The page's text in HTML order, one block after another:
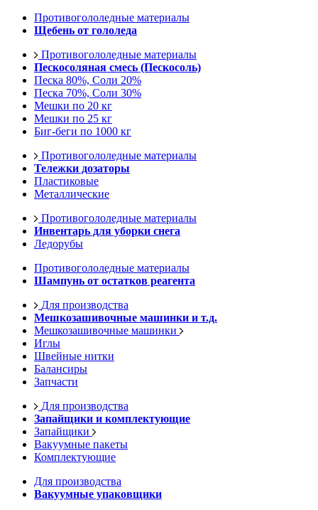
Противогололедные материалы
Щебень от гололеда
Противогололедные материалы
Пескосоляная смесь (Пескосоль)
Песка 80%, Соли 20%
Песка 70%, Соли 30%
Мешки по 20 кг
Мешки по 25 кг
Биг-беги по 1000 кг
Противогололедные материалы
Тележки дозаторы
Пластиковые
Металлические
Противогололедные материалы
Инвентарь для уборки снега
Ледорубы
Противогололедные материалы
Шампунь от остатков реагента
Для производства
Мешкозашивочные машинки и т.д.
Мешкозашивочные машинки
Иглы
Швейные нитки
Балансиры
Запчасти
Для производства
Запайщики и комплектующие
Запайщики
Вакуумные пакеты
Комплектующие
Для производства
Вакуумные упаковщики